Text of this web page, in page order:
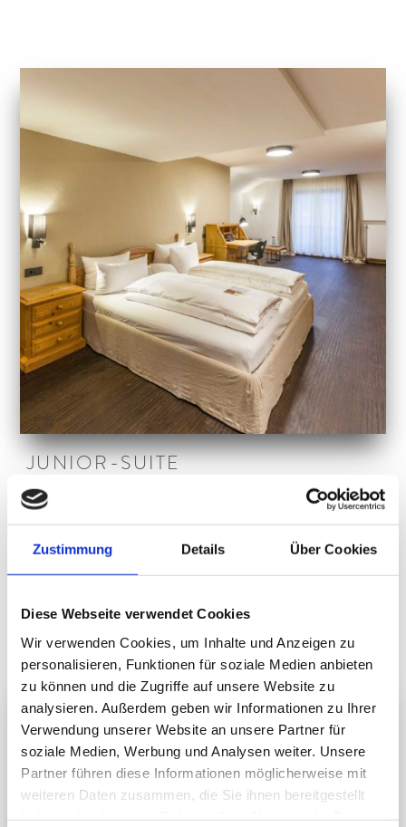
Zustimmung Details Über Cookies
Diese Webseite verwendet Cookies
Wir verwenden Cookies, um Inhalte und Anzeigen zu
personalisieren, Funktionen für soziale Medien anbieten
zu können und die Zugriffe auf unsere Website zu
analysieren. Außerdem geben wir Informationen zu Ihrer
Verwendung unserer Website an unsere Partner für
soziale Medien, Werbung und Analysen weiter. Unsere
Partner führen diese Informationen möglicherweise mit
weiteren Daten zusammen, die Sie ihnen bereitgestellt
JUNIOR-SUITE
Sich rundum zu Hause fühlen auf ca. 39-44 m².
Ein Kinderspiel hier! Die hellen Farben, das…
Zimmer ansehen